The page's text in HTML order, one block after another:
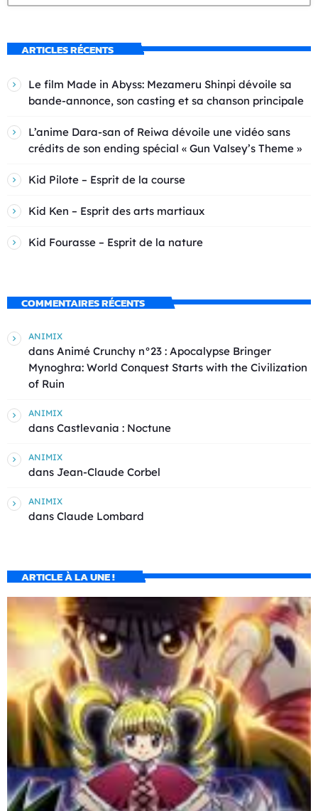
ARTICLES RÉCENTS
Le film Made in Abyss: Mezameru Shinpi dévoile sa
bande-annonce, son casting et sa chanson principale
L’anime Dara-san of Reiwa dévoile une vidéo sans
crédits de son ending spécial « Gun Valsey’s Theme »
Kid Pilote – Esprit de la course
Kid Ken – Esprit des arts martiaux
Kid Fourasse – Esprit de la nature
COMMENTAIRES RÉCENTS
ANIMIX
dans Animé Crunchy n°23 : Apocalypse Bringer
Mynoghra: World Conquest Starts with the Civilization
of Ruin
ANIMIX
dans Castlevania : Noctune
ANIMIX
dans Jean-Claude Corbel
ANIMIX
dans Claude Lombard
ARTICLE À LA UNE !